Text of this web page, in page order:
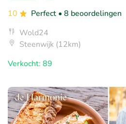
10
Perfect • 8 beoordelingen
Wold24
Steenwijk (12km)
Verkocht: 89